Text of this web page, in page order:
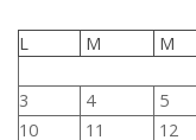
L M M
3
4 5
10
11 12